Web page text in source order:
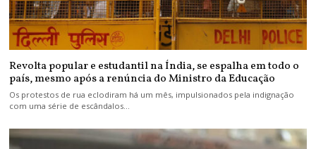
Revolta popular e estudantil na Índia, se espalha em todo o
país, mesmo após a renúncia do Ministro da Educação
Os protestos de rua eclodiram há um mês, impulsionados pela indignação
com uma série de escândalos…